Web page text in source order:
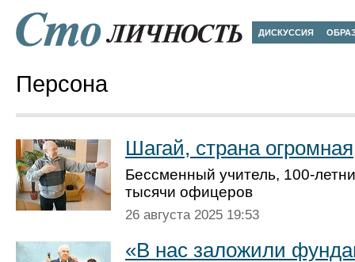
ДИСКУССИЯ
Персона
Шагай, страна огромная
Бессменный учитель, 100-
тысячи офицеров
26 августа 2025 19:53
«В нас заложили